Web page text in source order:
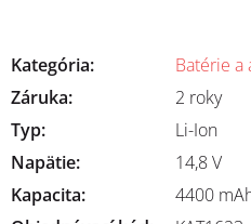
Kategória:
Batérie a
Záruka:
2 roky
Typ:
Li-Ion
Napätie:
14,8 V
Kapacita:
4400